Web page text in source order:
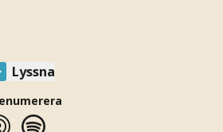
Lyssna